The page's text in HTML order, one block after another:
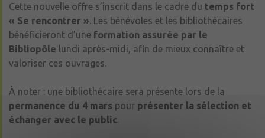
Cette nouvelle offre s’inscrit dans le cadre du temps fort
« Se rencontrer ». Les bénévoles et les bibliothécaires
bénéficieront d’une formation assurée par le
Bibliopôle lundi après-midi, afin de mieux connaître et
valoriser ces ouvrages.
À noter : une bibliothécaire sera présente lors de la
permanence du 4 mars pour présenter la sélection et
échanger avec le public.